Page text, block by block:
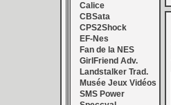
Calice
CBSata
CPS2Shock
EF-Nes
Fan de la NES
GirlFriend Adv.
Landstalker Trad.
Musée Jeux Vidéos
SMS Power